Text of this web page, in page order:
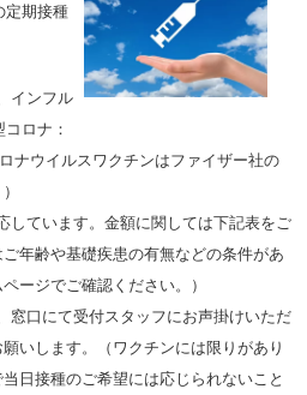
定期接種
インフル
ロナ：
ナウイルスワクチンはファイザー社の
しています。金額に関しては下記表をご
年齢や基礎疾患の有無などの条件があ
ージでご確認ください。）
窓口にて受付スタッフにお声掛けいただ
いします。（ワクチンには限りがあり
日接種のご希望には応じられないこと